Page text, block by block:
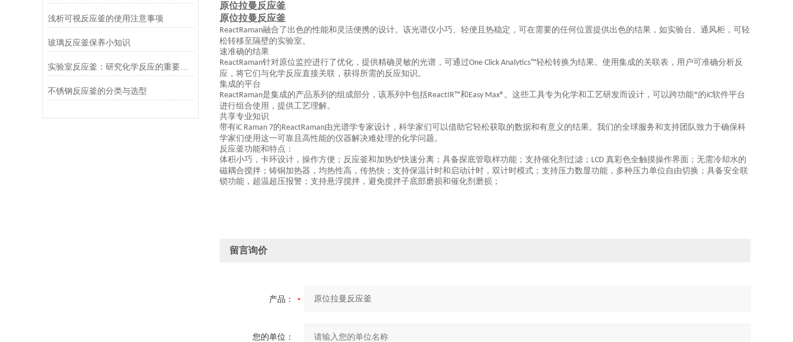
浅析可视反应釜的使用注意事项
玻璃反应釜保养小知识
实验室反应釜：研究化学反应的重要工具
不锈钢反应釜的分类与选型
原位拉曼反应釜
原位拉曼反应釜
ReactRaman融合了出色的性能和灵活便携的设计。该光谱仪小巧、轻便且热稳定，可在需要的任何位置提供出色的结果，如实验台、通风柜，可轻
松转移至隔壁的实验室。
速准确的结果
ReactRaman针对原位监控进行了优化，提供精确灵敏的光谱，可通过One Click Analytics™轻松转换为结果。使用集成的关联表，用户可准确分析反
应，将它们与化学反应直接关联，获得所需的反应知识。
集成的平台
ReactRaman是集成的产品系列的组成部分，该系列中包括ReactIR™和 Easy Max® 。这些工具专为化学和工艺研发而设计，可以跨功能*的iC软件平台
进行组合使用，提供工艺理解。
共享专业知识
带有iC Raman 7的ReactRaman由光谱学专家设计，科学家们可以借助它轻松获取的数据和有意义的结果。我们的全球服务和支持团队致力于确保科
学家们使用这一可靠且高性能的仪器解决难处理的化学问题。
反应釜功能和特点：
体积小巧，卡环设计，操作方便；反应釜和加热炉快速分离；具备探底管取样功能；支持催化剂过滤； LCD 真彩色全触摸操作界面；无需冷却水的
磁耦合搅拌；铸铜加热器，均热性高，传热快；支持保温计时和启动计时，双计时模式；支持压力数显功能，多种压力单位自由切换；具备安全联
锁功能，超温超压报警；支持悬浮搅拌，避免搅拌子底部磨损和催化剂磨损；
留言询价
产品：
您的单位：